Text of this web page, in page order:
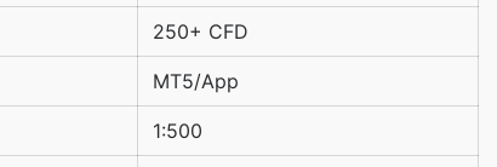
250+ CFD
MT5/App
1:500